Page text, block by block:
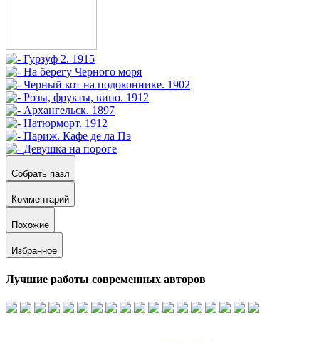
Собрать пазл
Комментарий
Похожие
Избранное
Лучшие работы современных авторов